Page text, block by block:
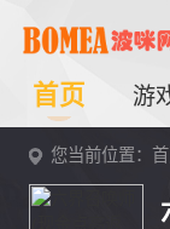
首页 游
您当前位置：